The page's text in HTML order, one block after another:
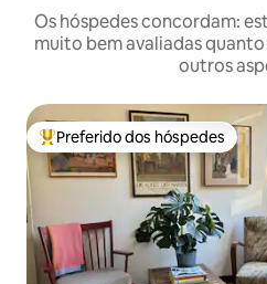
Os hóspedes concordam:
muito bem avaliadas
outros
Entre os melhores preferidos
Preferido dos hóspedes